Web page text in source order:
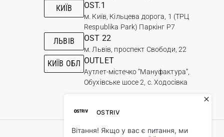
КИЇВ OST.1
м. Київ, Кільцева дорога, 1 (ТРЦ
Respublika Park) Паркінг Р7
ЛЬВІВ OST 22
м. Львів, проспект Свободи, 22
КИЇВ ОБЛ OUTLET
Аутлет-містечко “Мануфактура”,
Обухівське шосе 2, с. Ходосівка